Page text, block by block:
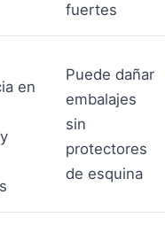
fuertes
en
Puede dañar
embalajes
sin
protectores
de esquina